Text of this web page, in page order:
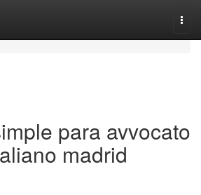
para avvocato
madrid